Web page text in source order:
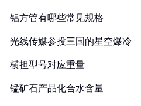
铝方管有哪些常见规格
光线传媒参投三国的星空爆冷
横担型号对应重量
锰矿石产品化合水含量